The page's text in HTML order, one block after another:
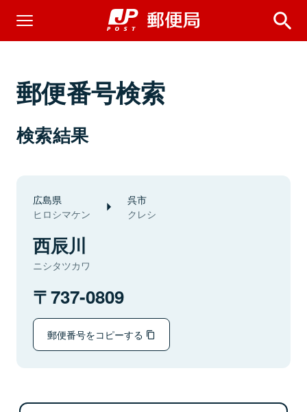
郵便番号検索
検索結果
広島県
ヒロシマケン
呉市
クレシ
西辰川
ニシタツカワ
737-0809
郵便番号をコピーする